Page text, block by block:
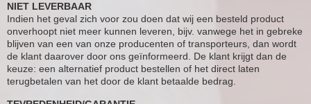
NIET LEVERBAAR
Indien het geval zich voor zou doen dat wij een besteld product
onverhoopt niet meer kunnen leveren, bijv. vanwege het in gebreke
blijven van een van onze producenten of transporteurs, dan wordt
de klant daarover door ons geïnformeerd. De klant krijgt dan de
keuze: een alternatief product bestellen of het direct laten
terugbetalen van het door de klant betaalde bedrag.